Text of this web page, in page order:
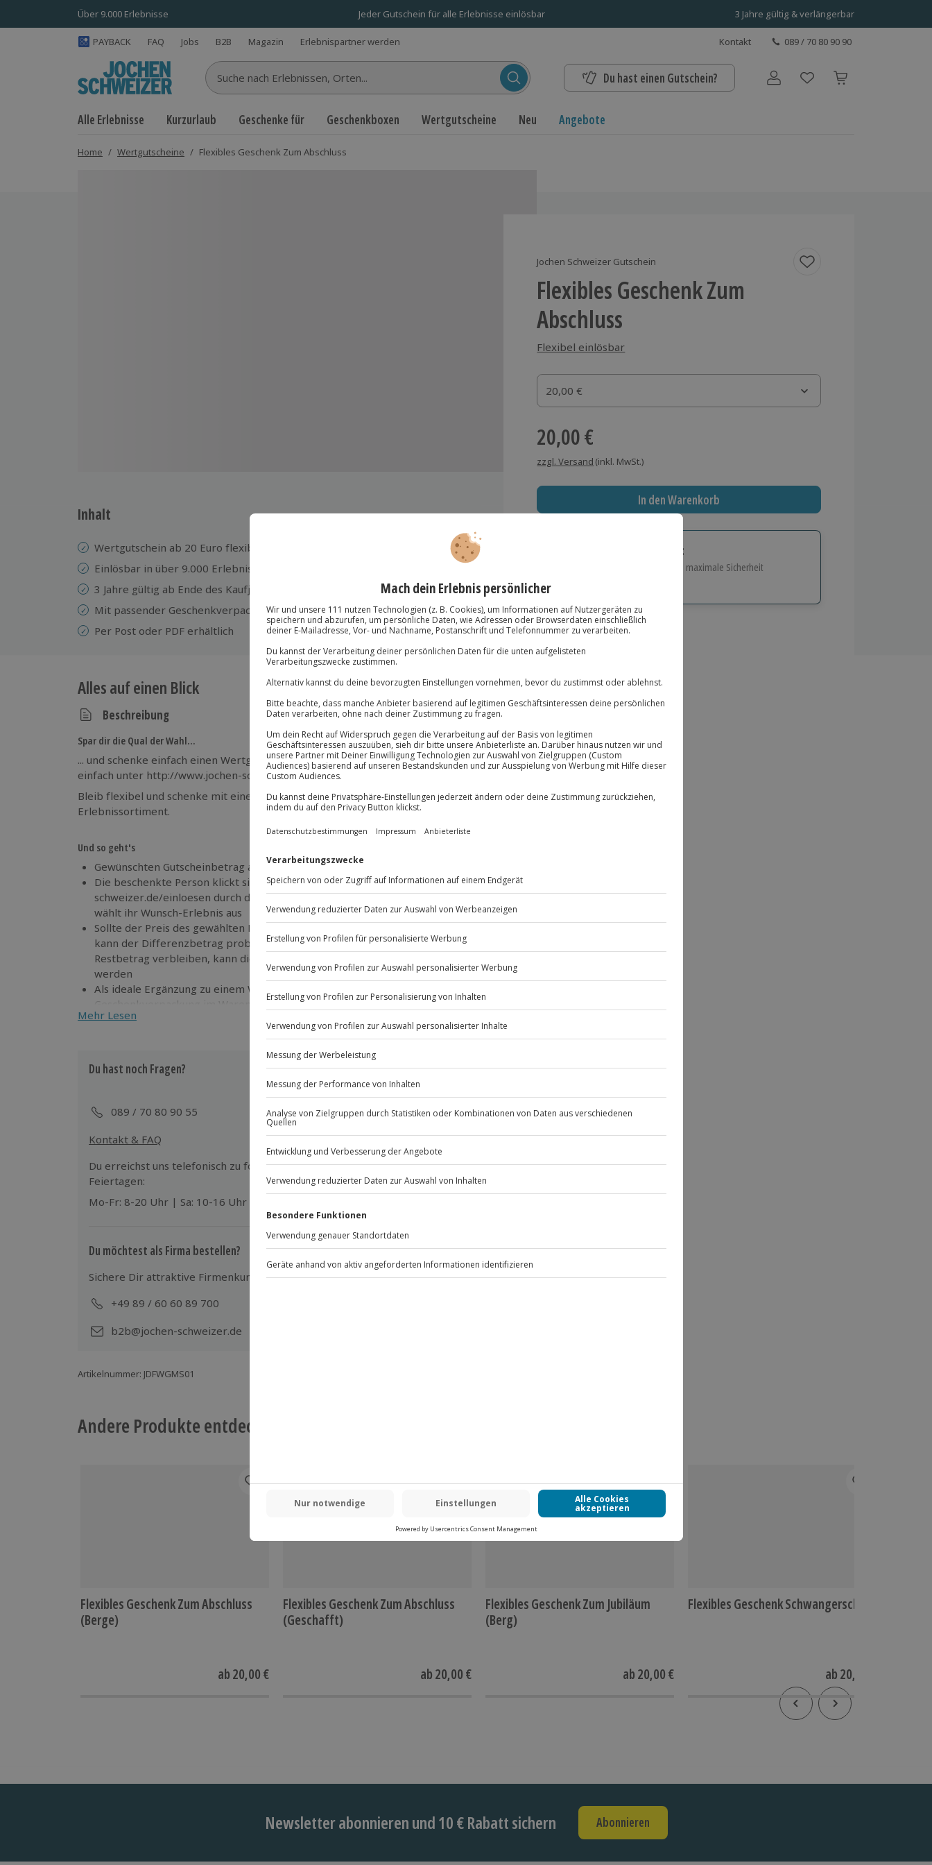
Über 9.000 Erlebnisse Jeder Gutschein für alle Erlebnisse einlösbar 3 Jahre gültig & verlängerbar
PAYBACK FAQ Jobs B2B Magazin Erlebnispartner werden Kontakt 089 / 70 80 90 90
Suche nach Erlebnissen... Du hast einen Gutschein? Benutzerkonto
Alle Erlebnisse Kurzurlaub Geschenke für Geschenkboxen Wertgutscheine Neu Angebote
Home / Wertgutscheine / Flexibles Geschenk Zum Abschluss
Jochen Schweizer Gutschein
Flexibles Geschenk Zum
Abschluss
Flexibel einlösbar
Gutscheinbetrag
Gutscheinbetrag
20,00 €
20,00 €
zzgl. Versand (inkl. MwSt.)
In den Warenkorb
Immer das richtige Geschenk:
Große Auswahl, volle Flexibilität und maximale Sicherheit
Über 9.000 Erlebnisse.
Volle Flexibilität
Jeder Gutschein für alle Erlebnisse einlösbar.
3 Jahre gültig & verlängerbar.
Inhalt
Wertgutschein ab 20 Euro flexibel wählbar
Einlösbar in über 9.000 Erlebnisse
3 Jahre gültig ab Ende des Kaufjahres
Mit passender Geschenkverpackung erhältlich
Per Post oder PDF erhältlich
Alles auf einen Blick
Beschreibung
Spar dir die Qual der Wahl…
... und schenke einfach einen Wertgutschein! Die Wertgutscheine können ganz
einfach unter http://www.jochen-schweizer.de/einloesen eingelöst werden.
Bleib flexibel und schenke mit einem Wertgutschein die freie Wahl aus unserem
Erlebnissortiment.
Und so geht's
Gewünschten Gutscheinbetrag auswählen und verschenken
Die beschenkte Person klickt sich auf http://www.jochen-
schweizer.de/einloesen durch die Erlebniswelt von Jochen Schweizer und
wählt ihr Wunsch-Erlebnis aus
Sollte der Preis des gewählten Erlebnisses den Gutscheinwert überschreiten,
kann der Differenzbetrag problemlos zugezahlt werden. Sollte ein
Restbetrag verbleiben, kann dieser für weitere Erlebnisse verwendet
werden
Als ideale Ergänzung zu einem Wertgutschein bieten wir unsere
Geschenkverpackung im Warenkorb an
Mehr Lesen
Du hast noch Fragen?
089 / 70 80 90 55
Kontakt & FAQ
Jochen Schweizer
GmbH
Mühldorfstraße 8
81671 München
Du erreichst uns telefonisch zu folgenden Zeiten, außer an bundesweiten
Feiertagen:
Mo-Fr: 8-20 Uhr | Sa: 10-16 Uhr
Du möchtest als Firma bestellen?
Sichere Dir attraktive Firmenkunden Vorteile.
+49 89 / 60 60 89 700
b2b@jochen-schweizer.de
Artikelnummer: JDFWGMS01
Andere Produkte entdecken
Flexibles Geschenk Zum Abschluss
(Berge)
ab20,00 €
Flexibles Geschenk Zum Abschluss
(Geschafft)
ab20,00 €
Flexibles Geschenk Zum Jubiläum
(Berg)
ab20,00 €
Flexibles Geschenk Schwangerschaft
ab20,00 €
Newsletter abonnieren und 10 € Rabatt sichern Abonnieren